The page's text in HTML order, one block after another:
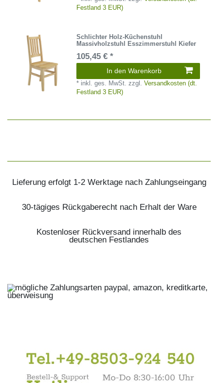
Festland 3 EUR)
Schlichter Holz-Küchenstuhl
Massivholzstuhl Esszimmerstuhl Kiefer
105,45 € *
In den Warenkorb
* inkl. ges. MwSt. zzgl.Versandkosten (dt.
Festland 3 EUR)
Lieferung erfolgt 1-2 Werktage nach Zahlungseingang
30-tägiges Rückgaberecht nach Erhalt der Ware
Kostenloser Rückversand innerhalb des
deutschen Festlandes